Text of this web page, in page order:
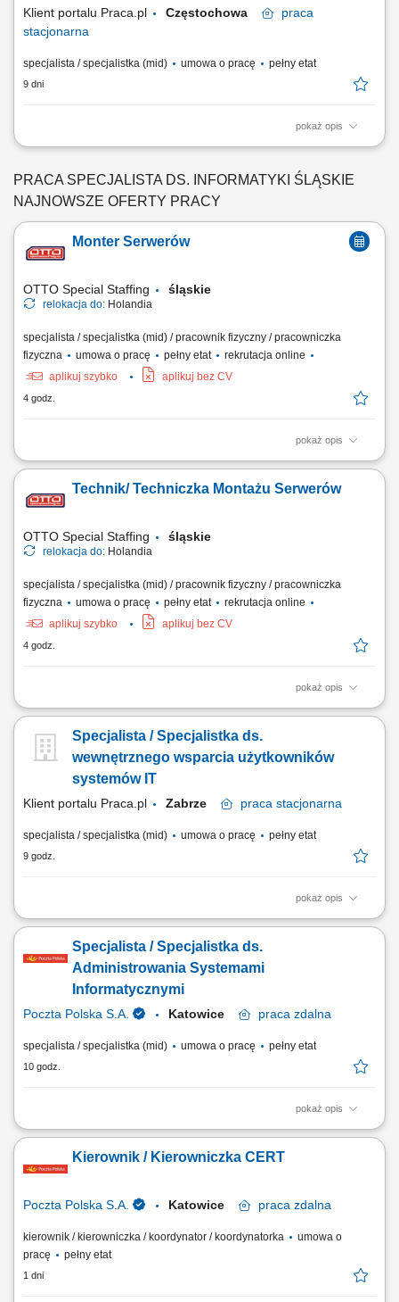
Klient portalu Praca.pl Częstochowa
praca
stacjonarna
specjalista / specjalistka (mid) umowa o pracę pełny etat
9 dni
pokaż opis
wsparcie użytkowników w zakresie sprzętu i oprogramowania,
aktualizacja oprogramowania, konfiguracja oraz relokacja sprzętu i
infrastruktury IT między lokalizacjami, monitorowanie stanu
technicznego urządzeń oraz bieżące prace serwisowe.
PRACA SPECJALISTA DS. INFORMATYKI ŚLĄSKIE
NAJNOWSZE OFERTY PRACY
Monter Serwerów
OTTO Special Staffing śląskie
relokacja do: Holandia
specjalista / specjalistka (mid) / pracownik fizyczny / pracowniczka
fizyczna
umowa o pracę pełny etat
rekrutacja online
aplikuj szybko
aplikuj bez CV
4 godz.
pokaż opis
Praca w firmie oznacza pracę w szybko rozwijającej się,
środowiska, w którym liczą się innowacje i rozwój. Jasne procesy i
praca zespołowa pomagają ludziom skutecznie współpracować. Masz
Technik/ Techniczka Montażu Serwerów
OTTO Special Staffing śląskie
relokacja do: Holandia
specjalista / specjalistka (mid) / pracownik fizyczny / pracowniczka
fizyczna
umowa o pracę pełny etat
rekrutacja online
aplikuj szybko
aplikuj bez CV
4 godz.
pokaż opis
Opis stanowiska: składanie i przygotowywanie serwerów oraz urządzeń
montażowych z zachowaniem obowiązujących norm jakościowych,
realizacja planów produkcyjnych i terminowe przygotowywanie
urządzeń do wysyłki, praca z dokumentacją...
Specjalista / Specjalistka ds.
wewnętrznego wsparcia użytkowników
systemów IT
Klient portalu Praca.pl Zabrze praca stacjonarna
specjalista / specjalistka (mid) umowa o pracę pełny etat
9 godz.
pokaż opis
Wsparcie użytkowników w rozwiązywaniu problemów związanych ze
urządzeń IT. Instalacja i aktualizacja oprogramowania. Konfiguracja
oraz relokacja sprzętu komputerowego między lokalizacjami. Dbanie o
sprawne funkcjonowanie infrastruktury IT.
Specjalista / Specjalistka ds.
Administrowania Systemami
Informatycznymi
Poczta Polska S.A. Katowice praca zdalna
specjalista / specjalistka (mid) umowa o pracę pełny etat
10 godz.
pokaż opis
Miejsce pracy: możliwość pracy z każdego miejsca w Polsce​ Rodzaj
dostępności i bezpieczeństwa aplikacji i usług IT, analiza i obsługa
incydentów i problemów związanych z systemem, wsparcie
Kierownik / Kierowniczka CERT
Poczta Polska S.A. Katowice praca zdalna
kierownik / kierowniczka / koordynator / koordynatorka
umowa o
pracę
pełny etat
1 dni